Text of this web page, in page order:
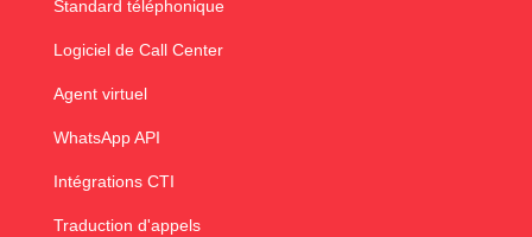
Standard téléphonique
Logiciel de Call Center
Agent virtuel
WhatsApp API
Intégrations CTI
Traduction d'appels